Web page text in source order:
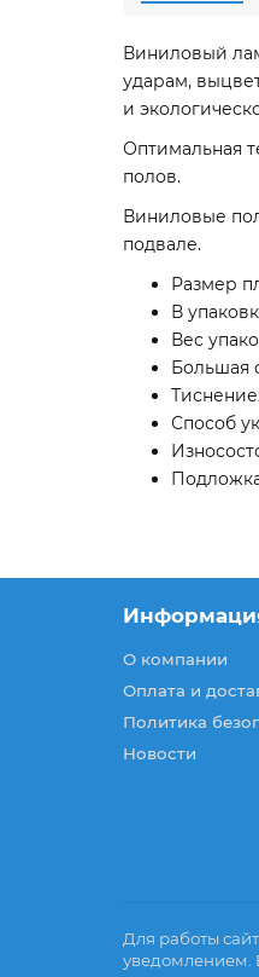
Виниловый
ударам,
и
Оптимальная
полов.
Виниловые
подвале.
Размер
В
Вес
Большая
Способ
О компании
Оплата и
Политика
Новости
Для работы
уведомлением.